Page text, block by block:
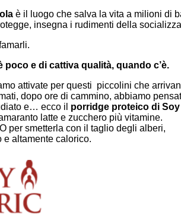
è il luogo che salva la vita a milioni di
insegna i rudimenti della
poco e di cattiva qualità, quando c’è.
attivate per questi piccolini che
dopo ore di cammino, abbiamo
e… ecco il porridge proteico di
latte e zucchero più vitamine.
per smetterla con il taglio degli alberi,
e altamente calorico.